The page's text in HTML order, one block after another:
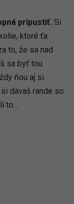
pripustiť. Si
ktoré ťa
to, že sa nad
sa byť tou
ňou aj si.
dávaš rande so
to…